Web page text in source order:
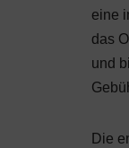
eine
das
und
Die